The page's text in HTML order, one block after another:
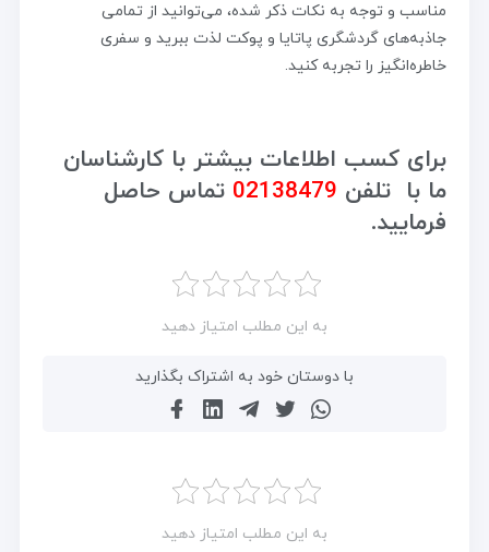
مناسب و توجه به نکات ذکر شده، می‌توانید از تمامی
جاذبه‌های گردشگری پاتایا و پوکت لذت ببرید و سفری
خاطره‌انگیز را تجربه کنید.
برای کسب اطلاعات بیشتر با کارشناسان
ما با تلفن 02138479 تماس حاصل
فرمایید.
به این مطلب امتیاز دهید
با دوستان خود به اشتراک بگذارید
به این مطلب امتیاز دهید